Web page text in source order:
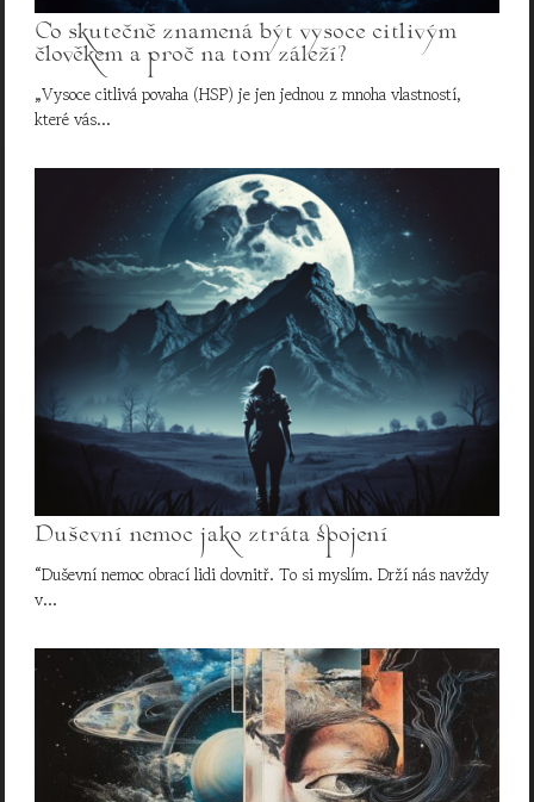
Co skutečně znamená být vysoce citlivým
člověkem a proč na tom záleží?
„Vysoce citlivá povaha (HSP) je jen jednou z mnoha vlastností,
které vás…
Duševní nemoc jako ztráta spojení
“Duševní nemoc obrací lidi dovnitř. To si myslím. Drží nás navždy
v…